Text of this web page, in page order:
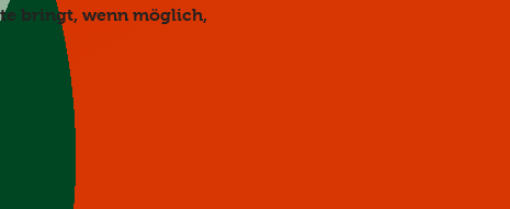
bringt, wenn möglich,